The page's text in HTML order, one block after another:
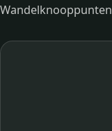
Wandelknooppunten